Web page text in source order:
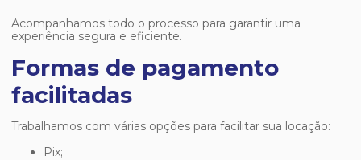
Acompanhamos todo o processo para garantir uma
experiência segura e eficiente.
Formas de pagamento
facilitadas
Trabalhamos com várias opções para facilitar sua locação:
Pix;